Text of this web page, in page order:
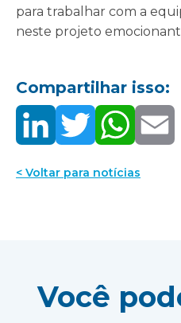
para trabalhar com a
neste projeto
Compartilhar isso:
< Voltar para notícias
Você